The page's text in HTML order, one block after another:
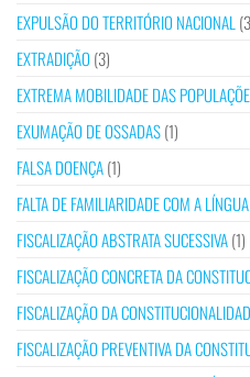
EXPULSÃO DO TERRITÓRIO NACIONAL
EXTRADIÇÃO (3)
EXTREMA MOBILIDADE DAS
EXUMAÇÃO DE OSSADAS(1)
FALSA DOENÇA(1)
FALTA DE FAMILIARIDADE COM A
FISCALIZAÇÃO ABSTRATA SUCESSIVA(1)
FISCALIZAÇÃO CONCRETA DA
FISCALIZAÇÃO DA
FISCALIZAÇÃO PREVENTIVA DA